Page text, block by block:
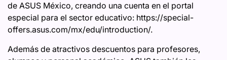
de ASUS México, creando una cuenta en el portal
especial para el sector educativo: https://special-
offers.asus.com/mx/edu/introduction/.
Además de atractivos descuentos para profesores,